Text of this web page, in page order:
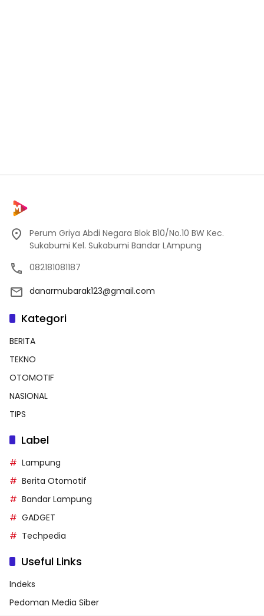
Perum Griya Abdi Negara Blok B10/No.10 BW Kec.
Sukabumi Kel. Sukabumi Bandar LAmpung
082181081187
danarmubarak123@gmail.com
Kategori
BERITA
TEKNO
OTOMOTIF
NASIONAL
TIPS
Label
Lampung
Berita Otomotif
Bandar Lampung
GADGET
Techpedia
Useful Links
Indeks
Pedoman Media Siber